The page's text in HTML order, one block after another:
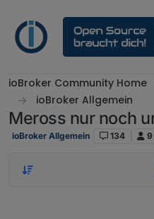
ioBroker Community Home
ioBroker Allgemein
Meross nur noch
ioBroker Allgemein 134 9